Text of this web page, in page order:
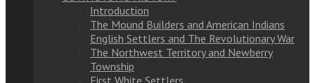
Introduction
The Mound Builders and American Indians
English Settlers and The Revolutionary War
The Northwest Territory and Newberry
Township